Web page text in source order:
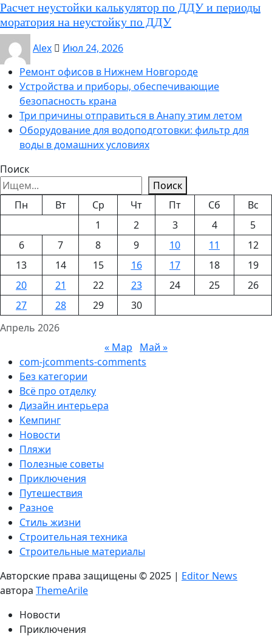
Расчет неустойки калькулятор по ДДУ и периоды
моратория на неустойку по ДДУ
Alex
Июл 24, 2026
Ремонт офисов в Нижнем Новгороде
Устройства и приборы, обеспечивающие
безопасность крана
Три причины отправиться в Анапу этим летом
Оборудование для водоподготовки: фильтр для
воды в домашних условиях
Поиск
Поиск
Апрель 2026
Пн Вт Ср Чт Пт Сб
Вс
1
2 3 4
5
6
7 8 9 10 11
12
13
14 15 16 17 18
19
20
21 22 23 24 25
26
27
28 29 30
« Мар
Май »
com-jcomments-comments
Без категории
Всё про отделку
Дизайн интерьера
Кемпинг
Новости
Пляжи
Полезные советы
Приключения
Путешествия
Разное
Стиль жизни
Строительная техника
Строительные материалы
Авторские права защищены © 2025 | Editor News
автора ThemeArile
Новости
Приключения